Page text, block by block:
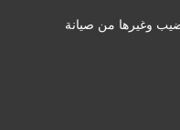
وغيرها من صيانة